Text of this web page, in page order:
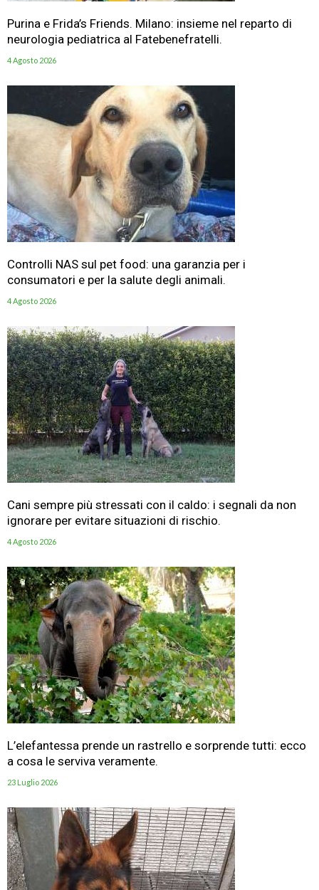
Purina e Frida’s Friends. Milano: insieme nel reparto di
neurologia pediatrica al Fatebenefratelli.
4 Agosto 2026
Controlli NAS sul pet food: una garanzia per i
consumatori e per la salute degli animali.
4 Agosto 2026
Cani sempre più stressati con il caldo: i segnali da non
ignorare per evitare situazioni di rischio.
4 Agosto 2026
L’elefantessa prende un rastrello e sorprende tutti: ecco
a cosa le serviva veramente.
23 Luglio 2026